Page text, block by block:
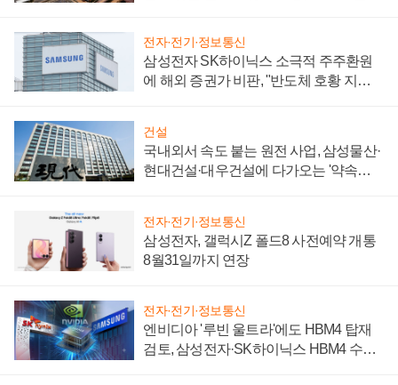
전자·전기·정보통신
삼성전자 SK하이닉스 소극적 주주환원
에 해외 증권가 비판, "반도체 호황 지속
건설
국내외서 속도 붙는 원전 사업, 삼성물산·
현대건설·대우건설에 다가오는 '약속의
전자·전기·정보통신
삼성전자, 갤럭시Z 폴드8 사전예약 개통
8월31일까지 연장
전자·전기·정보통신
엔비디아 '루빈 울트라'에도 HBM4 탑재
검토, 삼성전자·SK하이닉스 HBM4 수율